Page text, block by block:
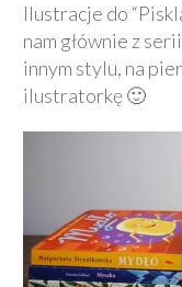
Ilustracje do
nam głównie z
innym stylu, na
ilustratorkę 🙂